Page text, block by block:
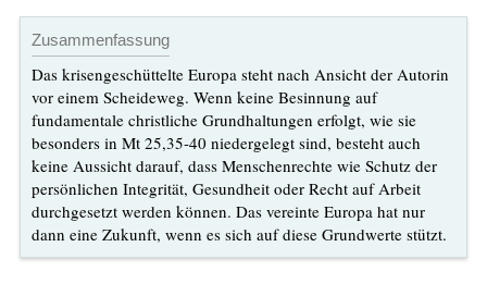
Zusammenfassung
Das krisengeschüttelte Europa steht nach Ansicht der Autorin
vor einem Scheideweg. Wenn keine Besinnung auf
fundamentale christliche Grundhaltungen erfolgt, wie sie
besonders in Mt 25,35-40 niedergelegt sind, besteht auch
keine Aussicht darauf, dass Menschenrechte wie Schutz der
persönlichen Integrität, Gesundheit oder Recht auf Arbeit
durchgesetzt werden können. Das vereinte Europa hat nur
dann eine Zukunft, wenn es sich auf diese Grundwerte stützt.